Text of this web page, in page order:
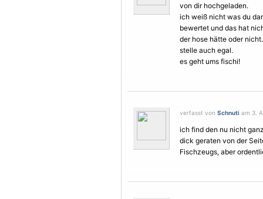
von dir hochgeladen.
ich weiß nicht was du
bewertet und das hat
der hose hätte oder
stelle auch egal.
es geht ums fischi!
verfasst von Schnuti am 3.
ich find den nu nicht
dick geraten von der
Fischzeugs, aber